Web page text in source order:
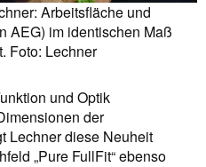
Arbeitsfläche und
AEG) im identischen Maß
Foto: Lechner
und Optik
der
Lechner diese Neuheit
„Pure FullFit“ ebenso